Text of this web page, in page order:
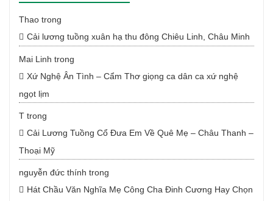
Thao trong
Cải lương tuồng xuân hạ thu đông Chiêu Linh, Châu Minh
Mai Linh trong
Xứ Nghệ Ân Tình – Cẩm Thơ giọng ca dân ca xứ nghệ
ngọt lịm
T trong
Cải Lương Tuồng Cổ Đưa Em Về Quê Mẹ – Châu Thanh –
Thoại Mỹ
nguyễn đức thính trong
Hát Chầu Văn Nghĩa Mẹ Công Cha Đinh Cương Hay Chọn